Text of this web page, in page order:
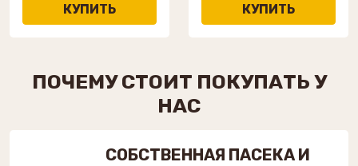
ПОЧЕМУ СТОИТ ПОКУПАТЬ У
НАС
СОБСТВЕННАЯ ПАСЕКА И